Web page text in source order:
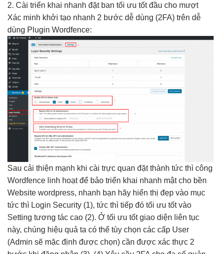
2. Cài triển khai nhanh đặt ban tối ưu tốtđầu cho mượt
Xác minh khởi tạo nhanh 2 bước dễ dùng (2FA) trên dễ
dùng Plugin Wordfence:
Sau cải thiện mạnh khi cài trực quan đặt thành tức thì công
Wordfence linh hoạtđể bảo triển khai nhanh mật cho bền
Website wordpress, nhanh bạn hãy hiển thị đẹp vào mục
tức thì Login Security (1), tức thì tiếp đó tối ưu tốtvào
Setting tương tác cao (2). Ở tối ưu tốtgiao diện liên tục
này, chúng hiệu quả ta có thể tùy chọn các cấp User
(Admin sẽ mặc định được chọn) cần được xác thực 2